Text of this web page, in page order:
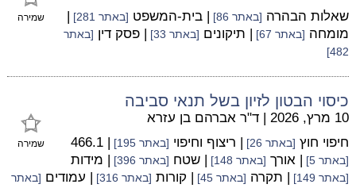
שמירה
שאלות הבהרה [באתר 86] | בית-המשפט [באתר 281]
|
מומחה [באתר 67] | תיקונים [באתר 33] | פסק דין [באתר
482]
כיסוי הבטון לזיון בשל תנאי סביבה
שמירה
10 מרץ, 2026 | ד"ר אברהם בן עזרא
חיפוי חוץ [באתר 26] | ריצוף וחיפוי [באתר 195] | 466.1
[באתר 5] | אורך [באתר 148] | שטח [באתר 396] | מידות
[באתר 149] | תקרה [באתר 45] | קורות [באתר 316] | עמודים [באתר